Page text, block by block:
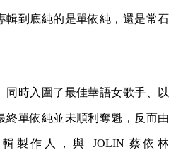
輯到底純的是單依純，還是常石
同時入圍了最佳華語女歌手、以
終單依純並未順利奪魁，反而由
製作人，與 JOLIN 蔡依林